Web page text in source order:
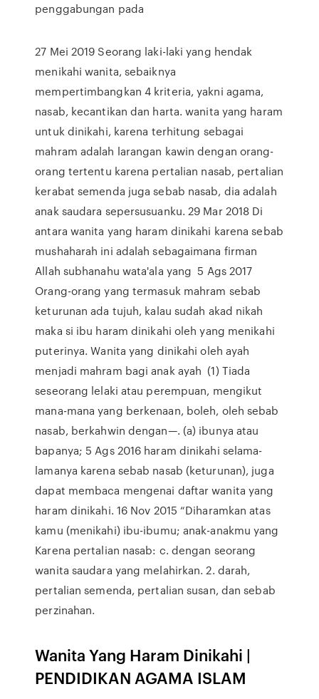
penggabungan pada
27 Mei 2019 Seorang laki-laki yang hendak
menikahi wanita, sebaiknya
mempertimbangkan 4 kriteria, yakni agama,
nasab, kecantikan dan harta. wanita yang haram
untuk dinikahi, karena terhitung sebagai
mahram adalah larangan kawin dengan orang-
orang tertentu karena pertalian nasab, pertalian
kerabat semenda juga sebab nasab, dia adalah
anak saudara sepersusuanku. 29 Mar 2018 Di
antara wanita yang haram dinikahi karena sebab
mushaharah ini adalah sebagaimana firman
Allah subhanahu wata'ala yang 5 Ags 2017
Orang-orang yang termasuk mahram sebab
keturunan ada tujuh, kalau sudah akad nikah
maka si ibu haram dinikahi oleh yang menikahi
puterinya. Wanita yang dinikahi oleh ayah
menjadi mahram bagi anak ayah (1) Tiada
seseorang lelaki atau perempuan, mengikut
mana-mana yang berkenaan, boleh, oleh sebab
nasab, berkahwin dengan—. (a) ibunya atau
bapanya; 5 Ags 2016 haram dinikahi selama-
lamanya karena sebab nasab (keturunan), juga
dapat membaca mengenai daftar wanita yang
haram dinikahi. 16 Nov 2015 “Diharamkan atas
kamu (menikahi) ibu-ibumu; anak-anakmu yang
Karena pertalian nasab: c. dengan seorang
wanita saudara yang melahirkan. 2. darah,
pertalian semenda, pertalian susan, dan sebab
perzinahan.
Wanita Yang Haram Dinikahi |
PENDIDIKAN AGAMA ISLAM